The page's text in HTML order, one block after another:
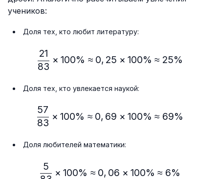
учеников:
Доля тех, кто любит литературу:
\frac{21}{83} × 100\% ≈
83
21
× 100% ≈ 0, 25 × 100% ≈ 25%
Доля тех, кто увлекается наукой:
\frac{57}{83} × 100\% ≈
83
57
× 100% ≈ 0, 69 × 100% ≈ 69%
Доля любителей математики:
\frac{5}{83} × 100\% ≈
5
× 100% ≈ 0, 06 × 100% ≈ 6%